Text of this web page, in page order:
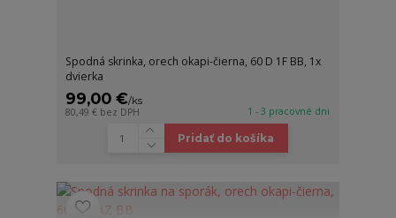
Spodná skrinka, orech okapi-čierna, 60 D 1F BB, 1x
dvierka
99,00 €/ks
80,49 € bez DPH 1 - 3 pracovné dni
Pridať do košíka